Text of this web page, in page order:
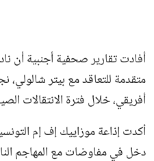
أفادت تقارير صحفية أجنبية أن
متقدمة للتعاقد مع بيتر
أفريقي، خلال فترة الانتقالات
أكدت إذاعة موزاييك إف إم
دخل في مفاوضات مع المهاجم